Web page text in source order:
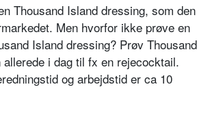
Thousand Island dressing, som den
Men hvorfor ikke prøve en
Island dressing? Prøv Thousand
i dag til fx en rejecocktail.
og arbejdstid er ca 10